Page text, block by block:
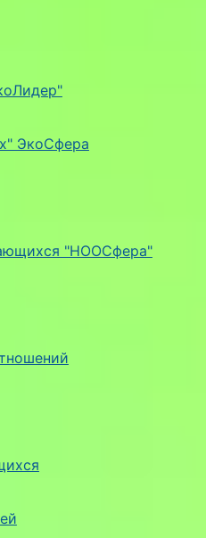
ЭкоСфера
"НООСфера"